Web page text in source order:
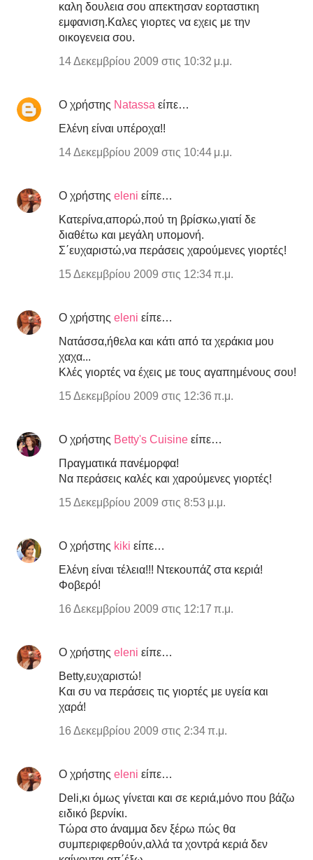
καλη δουλεια σου απεκτησαν εορταστικη
εμφανιση.Καλες γιορτες να εχεις με την
οικογενεια σου.
14 Δεκεμβρίου 2009 στις 10:32 μ.μ.
Ο χρήστης Natassa είπε…
Eλένη είναι υπέροχα!!
14 Δεκεμβρίου 2009 στις 10:44 μ.μ.
Ο χρήστης eleni είπε…
Kατερίνα,απορώ,πού τη βρίσκω,γιατί δε
διαθέτω και μεγάλη υπομονή.
Σ΄ευχαριστώ,να περάσεις χαρούμενες γιορτές!
15 Δεκεμβρίου 2009 στις 12:34 π.μ.
Ο χρήστης eleni είπε…
Νατάσσα,ήθελα και κάτι από τα χεράκια μου
χαχα...
Κλές γιορτές να έχεις με τους αγαπημένους σου!
15 Δεκεμβρίου 2009 στις 12:36 π.μ.
Ο χρήστης Betty's Cuisine είπε…
Πραγματικά πανέμορφα!
Να περάσεις καλές και χαρούμενες γιορτές!
15 Δεκεμβρίου 2009 στις 8:53 μ.μ.
Ο χρήστης kiki είπε…
Ελένη είναι τέλεια!!! Ντεκουπάζ στα κεριά!
Φοβερό!
16 Δεκεμβρίου 2009 στις 12:17 π.μ.
Ο χρήστης eleni είπε…
Betty,ευχαριστώ!
Και συ να περάσεις τις γιορτές με υγεία και
χαρά!
16 Δεκεμβρίου 2009 στις 2:34 π.μ.
Ο χρήστης eleni είπε…
Deli,κι όμως γίνεται και σε κεριά,μόνο που βάζω
ειδικό βερνίκι.
Τώρα στο άναμμα δεν ξέρω πώς θα
συμπεριφερθούν,αλλά τα χοντρά κεριά δεν